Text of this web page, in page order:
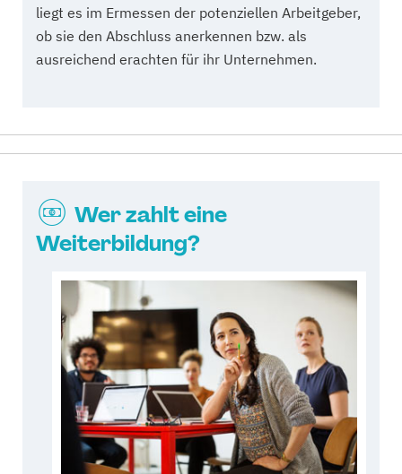
liegt es im Ermessen der potenziellen Arbeitgeber,
ob sie den Abschluss anerkennen bzw. als
ausreichend erachten für ihr Unternehmen.
Wer zahlt eine
Weiterbildung?